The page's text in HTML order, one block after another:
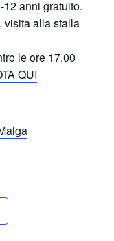
anni gratuito.
visita alla stalla
le ore 17.00
QUI